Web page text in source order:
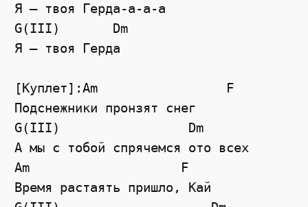
Я — твоя Герда-а-а-а
G(III)       Dm
Я — твоя Герда
[Куплет]:Am                 F
Подснежники пронзят снег
G(III)                 Dm
А мы с тобой спрячемся ото всех
Am                    F
Время растаять пришло, Кай